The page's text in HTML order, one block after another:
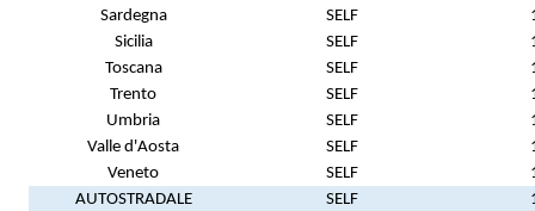
Sardegna
SELF
Sicilia
SELF
Toscana
SELF
Trento
SELF
Umbria
SELF
Valle d'Aosta
SELF
Veneto
SELF
AUTOSTRADALE
SELF